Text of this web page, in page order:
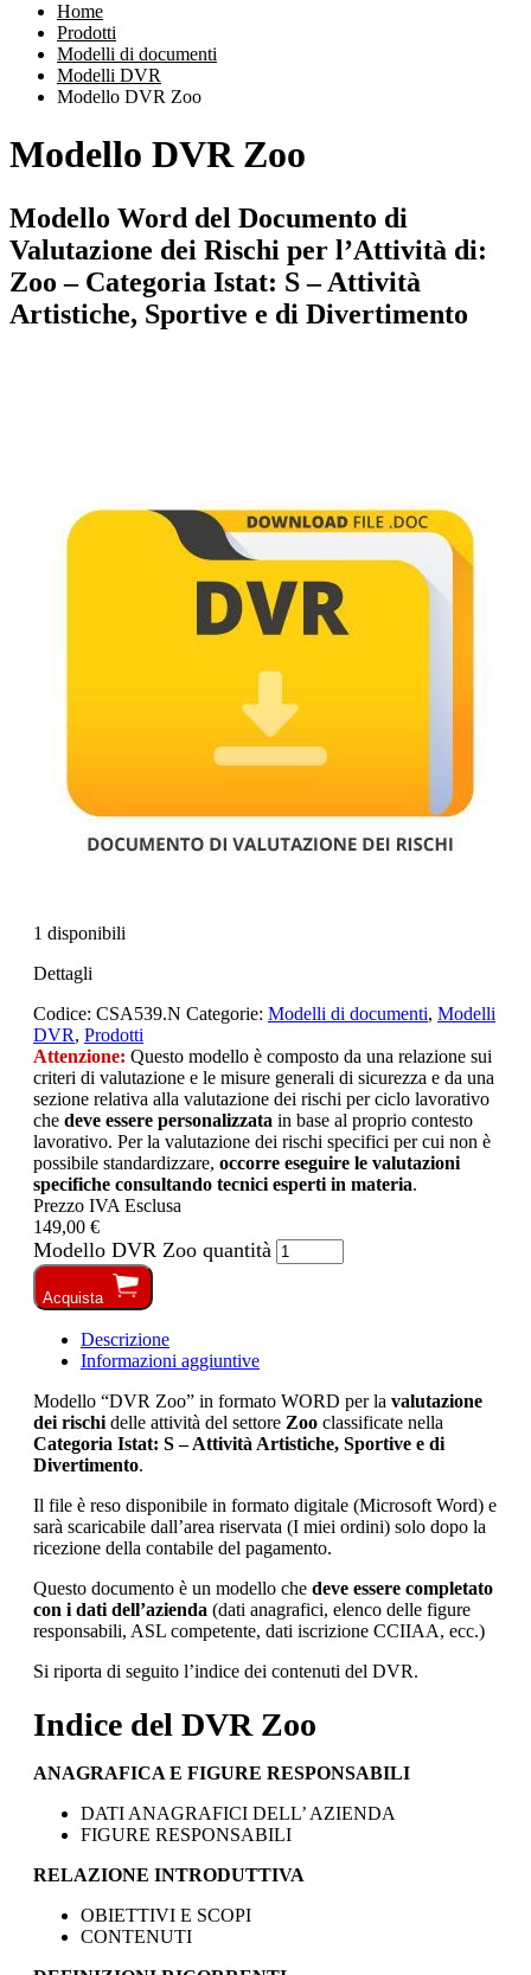
Home
Prodotti
Modelli di documenti
Modelli DVR
Modello DVR Zoo
Modello DVR Zoo
Modello Word del Documento di
Valutazione dei Rischi per l’Attività di:
Zoo – Categoria Istat: S – Attività
Artistiche, Sportive e di Divertimento
1 disponibili
Dettagli
Codice: CSA539.N Categorie: Modelli di documenti, Modelli
DVR, Prodotti
Attenzione: Questo modello è composto da una relazione sui
criteri di valutazione e le misure generali di sicurezza e da una
sezione relativa alla valutazione dei rischi per ciclo lavorativo
che deve essere personalizzata in base al proprio contesto
lavorativo. Per la valutazione dei rischi specifici per cui non è
possibile standardizzare, occorre eseguire le valutazioni
specifiche consultando tecnici esperti in materia.
Prezzo IVA Esclusa
149,00 €
Modello DVR Zoo quantità
Acquista
Descrizione
Informazioni aggiuntive
Modello “DVR Zoo” in formato WORD per la valutazione
dei rischi delle attività del settore Zoo classificate nella
Categoria Istat: S – Attività Artistiche, Sportive e di
Divertimento.
Il file è reso disponibile in formato digitale (Microsoft Word) e
sarà scaricabile dall’area riservata (I miei ordini) solo dopo la
ricezione della contabile del pagamento.
Questo documento è un modello che deve essere completato
con i dati dell’azienda (dati anagrafici, elenco delle figure
responsabili, ASL competente, dati iscrizione CCIIAA, ecc.)
Si riporta di seguito l’indice dei contenuti del DVR.
Indice del DVR Zoo
ANAGRAFICA E FIGURE RESPONSABILI
DATI ANAGRAFICI DELL’ AZIENDA
FIGURE RESPONSABILI
RELAZIONE INTRODUTTIVA
OBIETTIVI E SCOPI
CONTENUTI